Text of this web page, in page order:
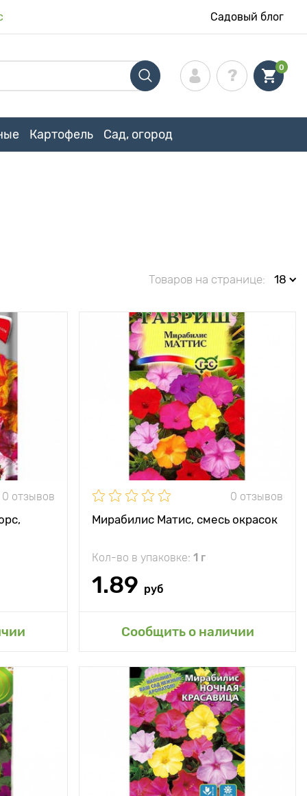
Садовый блог
0
Картофель Сад, огород
Товаров на странице: 18
0 отзывов
аромат и
ночных
бабочек
40 - 50 см
25 х 25 см
место
0 отзывов
Мирабилис Матис, смесь окрасок
Кол-во в упаковке: 1 г
1.89 руб
Сообщить о наличии